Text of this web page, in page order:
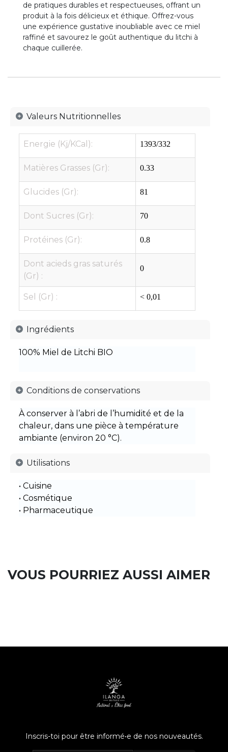
de pratiques durables et respectueuses, offrant un
produit à la fois délicieux et éthique. Offrez-vous
une expérience gustative inoubliable avec ce miel
raffiné et savourez le goût authentique du litchi à
chaque cuillerée.
Valeurs Nutritionnelles
Energie (Kj/KCal): 1393/332
Matières Grasses (Gr): 0.33
Glucides (Gr): 81
Dont Sucres (Gr): 70
Protéines (Gr): 0.8
Dont acieds gras saturés
(Gr) :
0
Sel (Gr) : < 0,01
Ingrédients
100% Miel de Litchi BIO
Conditions de conservations
À conserver à l’abri de l’humidité et de la
chaleur, dans une pièce à température
ambiante (environ 20 °C).
Utilisations
• Cuisine
• Cosmétique
• Pharmaceutique
VOUS POURRIEZ AUSSI AIMER
Inscris-toi pour être informé•e de nos nouveautés.